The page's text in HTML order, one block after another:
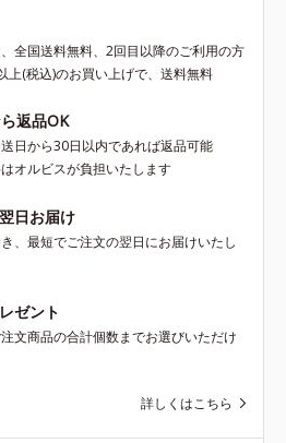
全国送料無料、2回目以降のご利用の方
上(税込)のお買い上げで、送料無料
返品OK
日から30日以内であれば返品可能
オルビスが負担いたします
日お届け
、最短でご注文の翌日にお届けいたし
ゼント
文商品の合計個数までお選びいただけ
詳しくはこちら